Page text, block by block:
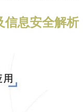
信息安全解析